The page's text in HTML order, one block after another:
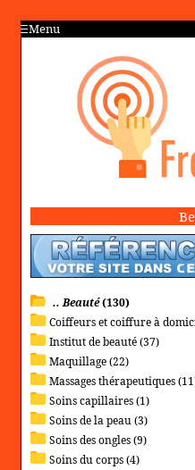
Menu
.. Beauté(130)
Coiffeurs et coiffure à
Institut de beauté (37)
Maquillage (22)
Massages thérapeutiques
Soins capillaires (1)
Soins de la peau (3)
Soins des ongles (9)
Soins du corps (4)